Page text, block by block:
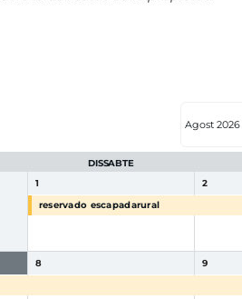
DISSABTE
1
reservado escapadarural
2
8 9